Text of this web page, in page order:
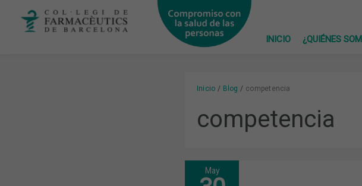
INICIO
¿QUIÉNES
Inicio Blog competencia
competencia
May
CONOCIENDO